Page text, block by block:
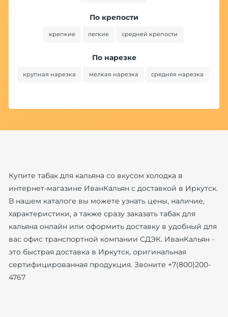
По крепости
крепкие легкие средней крепости
По нарезке
крупная нарезка мелкая нарезка средняя нарезка
Купите табак для кальяна со вкусом холодка в
интернет-магазине ИванКальян с доставкой в Иркутск.
В нашем каталоге вы можете узнать цены, наличие,
характеристики, а также сразу заказать табак для
кальяна онлайн или оформить доставку в удобный для
вас офис транспортной компании СДЭК. ИванКальян -
это быстрая доставка в Иркутск, оригинальная
сертифицированная продукция. Звоните +7(800)200-
4767